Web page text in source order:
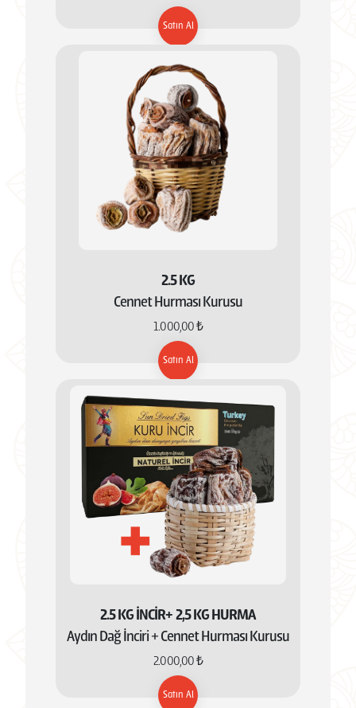
Satın Al
2.5 KG
Cennet Hurması Kurusu
1.000,00 ₺
Satın Al
2.5 KG İNCİR+ 2,5 KG HURMA
Aydın Dağ İnciri + Cennet Hurması Kurusu
2.000,00 ₺
Satın Al